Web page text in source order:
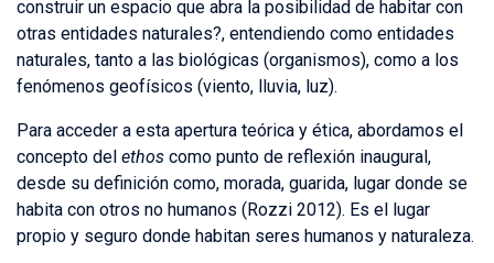
construir un espacio que abra la posibilidad de habitar con
otras entidades naturales?, entendiendo como entidades
naturales, tanto a las biológicas (organismos), como a los
fenómenos geofísicos (viento, lluvia, luz).
Para acceder a esta apertura teórica y ética, abordamos el
concepto del ethos como punto de reflexión inaugural,
desde su definición como, morada, guarida, lugar donde se
habita con otros no humanos (Rozzi 2012). Es el lugar
propio y seguro donde habitan seres humanos y naturaleza.